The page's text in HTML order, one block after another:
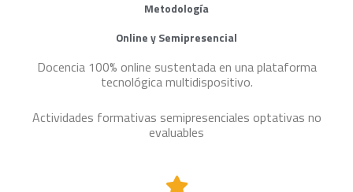
Metodología
Online y Semipresencial
Docencia 100% online sustentada en una plataforma
tecnológica multidispositivo.
Actividades formativas semipresenciales optativas no
evaluables